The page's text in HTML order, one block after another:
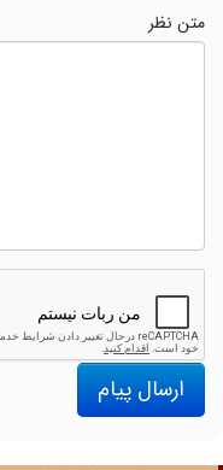
متن نظر
ارسال پیام